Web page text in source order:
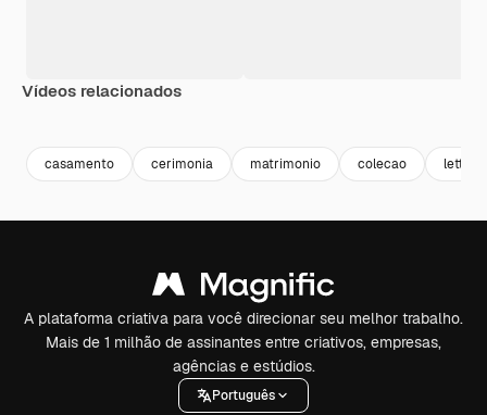
Vídeos relacionados
casamento cerimonia matrimonio colecao
A plataforma criativa para você direcionar seu melhor trabalho.
Mais de 1 milhão de assinantes entre criativos, empresas,
agências e estúdios.
Português